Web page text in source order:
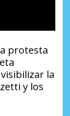
protesta
la
y los